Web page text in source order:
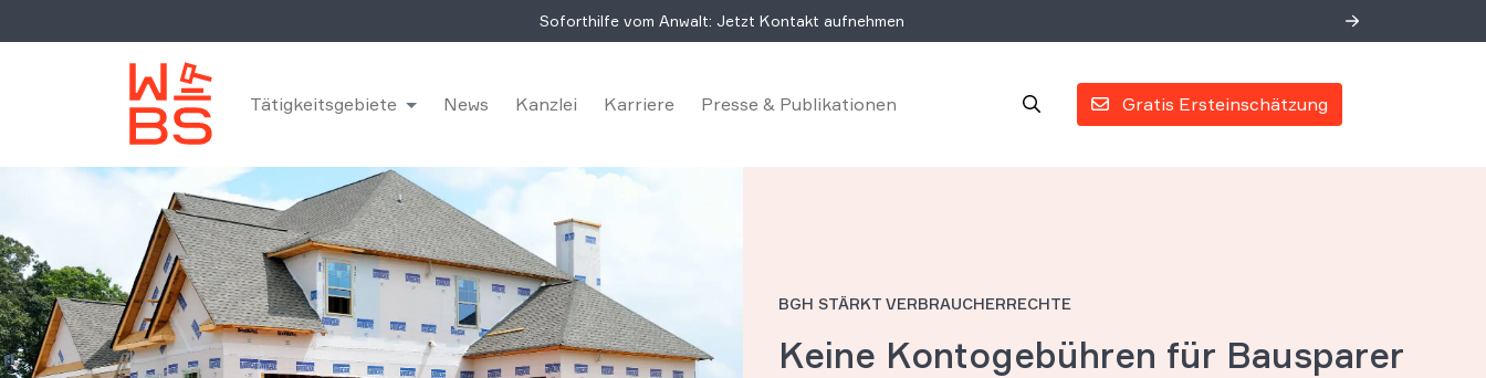
Soforthilfe vom Anwalt: Jetzt Kontakt aufnehmen
Gratis Ersteinschätzung
Tätigkeitsgebiete News Kanzlei Karriere Presse & Publikationen
BGH STÄRKT VERBRAUCHERRECHTE
Keine Kontogebühren für Bausparer